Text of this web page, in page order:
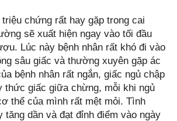
chứng rất hay gặp trong cai
sẽ xuất hiện ngay vào tối đầu
Lúc này bệnh nhân rất khó đi vào
sâu giấc và thường xuyên gặp ác
bệnh nhân rất ngắn, giấc ngủ chập
thức giấc giữa chừng, mỗi khi ngủ
thể của mình rất mệt mỏi. Tình
tăng dần và đạt đỉnh điểm vào ngày